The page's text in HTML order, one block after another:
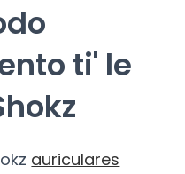
ti' le
auriculares